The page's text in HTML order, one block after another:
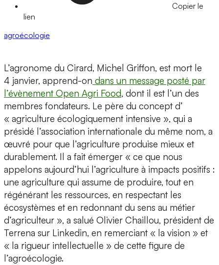
Copier le
lien
agroécologie
L’agronome du Cirard, Michel Griffon, est mort le
4 janvier, apprend-on dans un message posté par
l’évènement Open Agri Food, dont il est l’un des
membres fondateurs. Le père du concept d’
« agriculture écologiquement intensive », qui a
présidé l’association internationale du même nom, a
œuvré pour que l’agriculture produise mieux et
durablement. Il a fait émerger « ce que nous
appelons aujourd’hui l’agriculture à impacts positifs :
une agriculture qui assume de produire, tout en
régénérant les ressources, en respectant les
écosystèmes et en redonnant du sens au métier
d’agriculteur », a salué Olivier Chaillou, président de
Terrena sur Linkedin, en remerciant « la vision » et
« la rigueur intellectuelle » de cette figure de
l’agroécologie.